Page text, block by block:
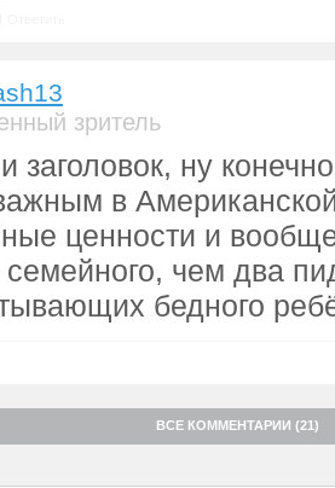
зритель
заголовок, ну
в
ценности и
семейного, чем два
бедного
ВСЕ КОММЕНТАРИИ (21)